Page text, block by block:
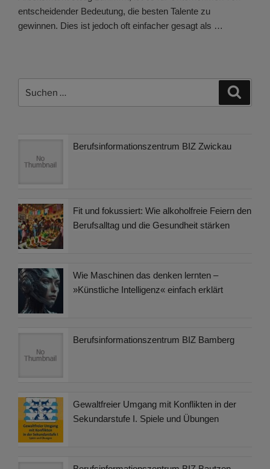
entscheidender Bedeutung, die besten Talente zu
gewinnen. Dies ist jedoch oft einfacher gesagt als …
nach:
Berufsinformationszentrum BIZ Zwickau
Fit und fokussiert: Wie alkoholfreie Feiern den
Berufsalltag und die Gesundheit stärken
Wie Maschinen das denken lernten –
»Künstliche Intelligenz« einfach erklärt
Berufsinformationszentrum BIZ Bamberg
Gewaltfreier Umgang mit Konflikten in der
Sekundarstufe I. Spiele und Übungen